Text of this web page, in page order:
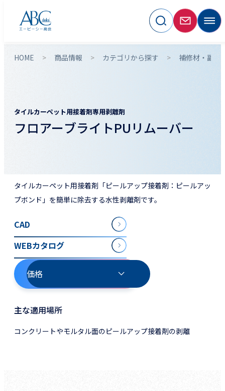
HOME 商品情報 カテゴリから探す 補修材・副資
タイルカーペット用接着剤専用剥離剤
フロアーブライトPUリムーバー
タイルカーペット用接着剤「ピールアップ接着剤：ピールアッ
プボンド」を簡単に除去する水性剥離剤です。
CAD
WEBカタログ
価格
主な適用場所
コンクリートやモルタル面のピールアップ接着剤の剥離